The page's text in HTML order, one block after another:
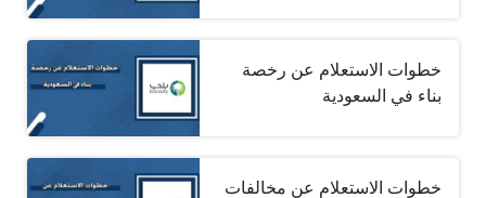
خطوات الاستعلام عن رخصة
بناء في السعودية
خطوات الاستعلام عن مخالفات